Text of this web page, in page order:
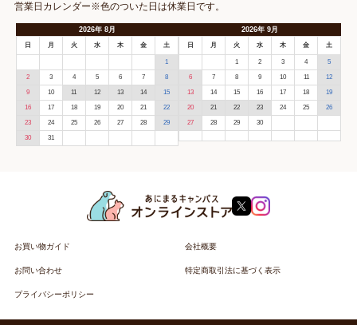
営業日カレンダー※色のついた日は休業日です。
2026年 8月
日 月 火 水 木 金 土
1
2 3 4 5 6 7 8
9 10 11 12 13 14 15
16 17 18 19 20 21 22
23 24 25 26 27 28 29
30 31
2026年9月
日 月 火 水 木 金 土
1 2 3 4 5
6 7 8 9 10 11 12
13 14 15 16 17 18 19
20 21 22 23 24 25 26
27 28 29 30
お買い物ガイド 会社概要
お問い合わせ 特定商取引法に基づく表示
プライバシーポリシー